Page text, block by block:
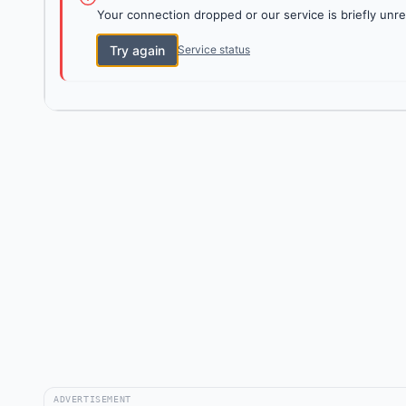
Your connection dropped or our service is briefly
Try again Service status
ADVERTISEMENT